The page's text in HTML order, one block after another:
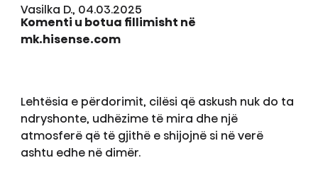
Vasilka D., 04.03.2025
Komenti u botua fillimisht në
mk.hisense.com
Lehtësia e përdorimit, cilësi që askush nuk do ta
ndryshonte, udhëzime të mira dhe një
atmosferë që të gjithë e shijojnë si në verë
ashtu edhe në dimër.